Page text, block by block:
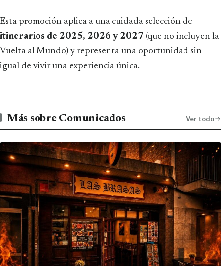
Esta promoción aplica a una cuidada selección de
itinerarios de 2025, 2026 y 2027 (que no incluyen la
Vuelta al Mundo) y representa una oportunidad sin
igual de vivir una experiencia única.
Más sobre Comunicados Ver todo